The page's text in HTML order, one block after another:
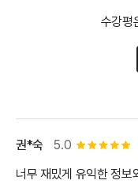
수강평
5.0 별점 5개
권*숙
너무 재밌게 유익한 정